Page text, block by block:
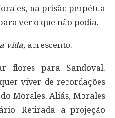
na prisão perpétua
ver o que não podia.
vida, acrescento.
flores para Sandoval.
viver de recordações
Morales. Aliás, Morales
Retirada a projeção